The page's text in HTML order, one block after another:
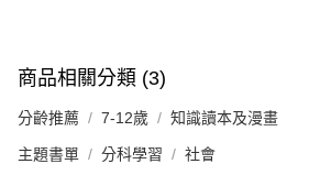
商品相關分類 (3)
分齡推薦 7-12歲 知識讀本及漫畫
主題書單 分科學習 社會